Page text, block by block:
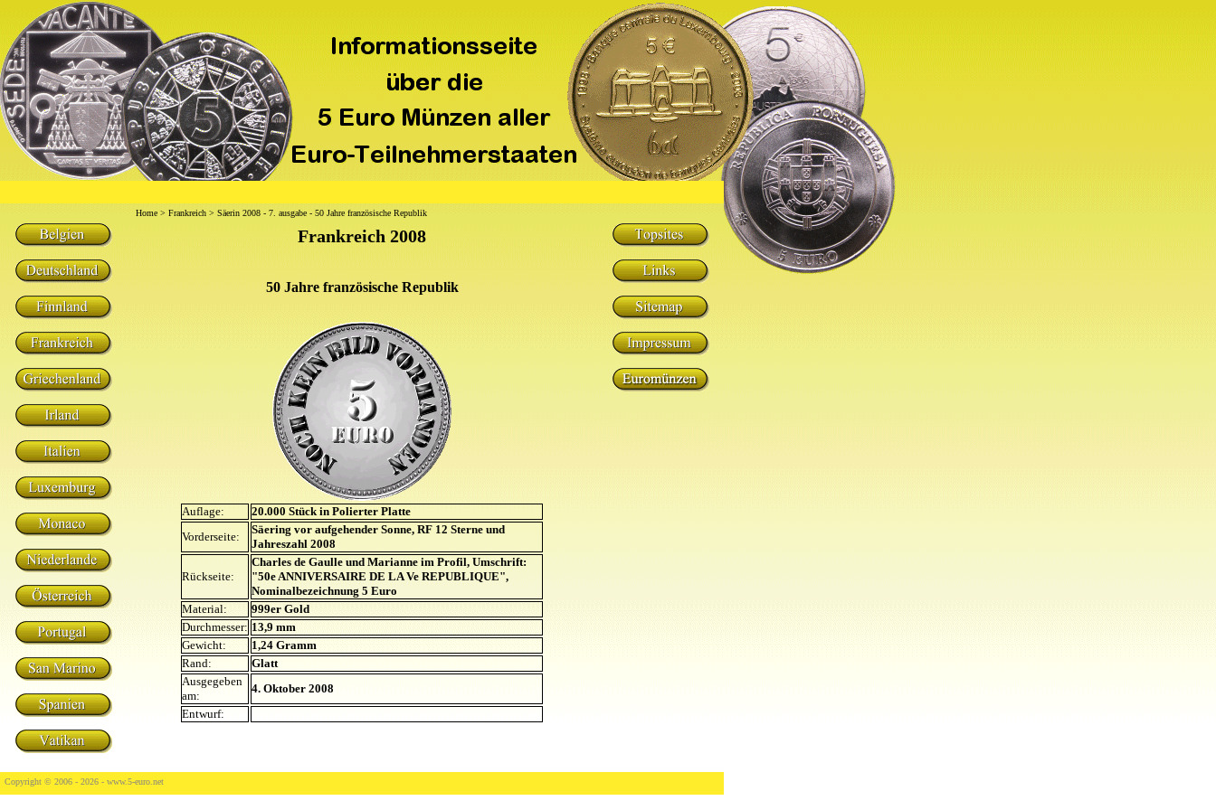
Home > Frankreich > Säerin 2008 - 7. ausgabe - 50 Jahre französische Republik
Frankreich 2008
50 Jahre französische Republik
Auflage:
20.000 Stück in Polierter Platte
Vorderseite:
Säering vor aufgehender Sonne, RF 12 Sterne und
Jahreszahl 2008
Rückseite:
Charles de Gaulle und Marianne im Profil, Umschrift:
"50e ANNIVERSAIRE DE LA Ve REPUBLIQUE",
Nominalbezeichnung 5 Euro
Material:
999er Gold
Durchmesser: 13,9 mm
Gewicht:
1,24 Gramm
Rand:
Glatt
Ausgegeben
am:
4. Oktober 2008
Entwurf:
Copyright © 2006 - 2026 - www.5-euro.net